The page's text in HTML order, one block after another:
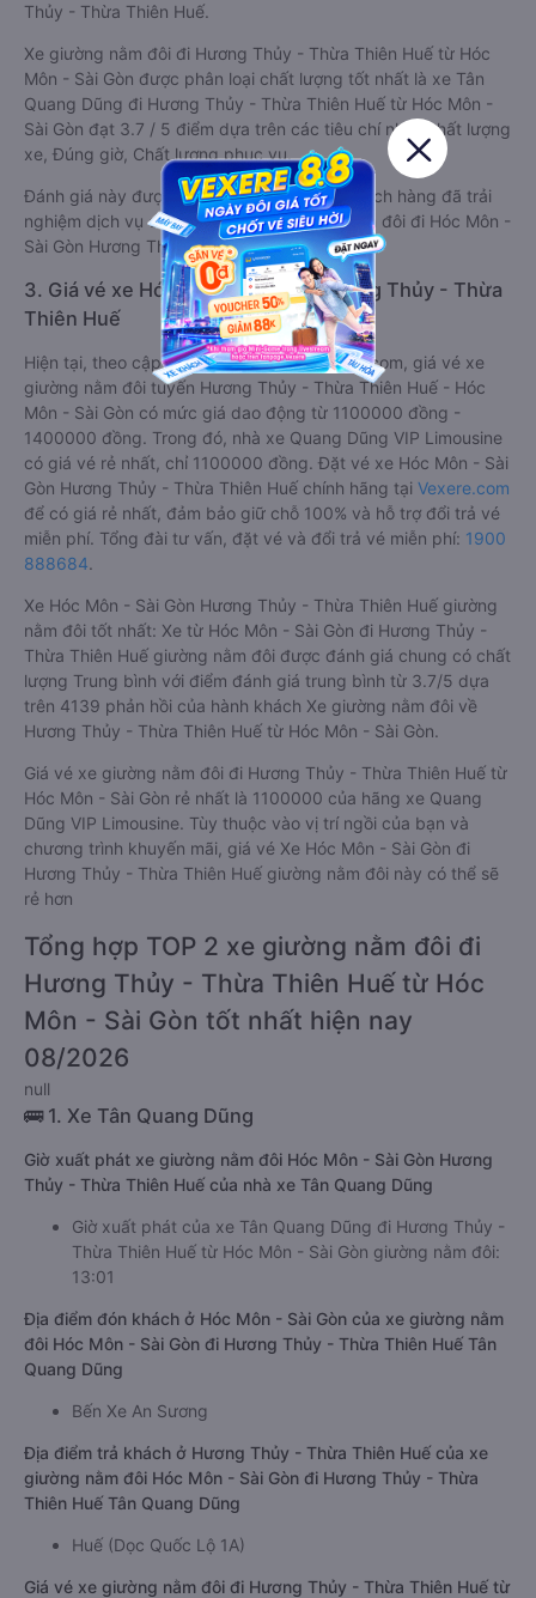
Thủy - Thừa Thiên Huế.
Xe giường nằm đôi đi Hương Thủy - Thừa Thiên Huế từ Hóc
Môn - Sài Gòn được phân loại chất lượng tốt nhất là xe Tân
Quang Dũng đi Hương Thủy - Thừa Thiên Huế từ Hóc Môn -
Sài Gòn đạt 3.7 / 5 điểm dựa trên các tiêu chí như: Chất lượng
xe, Đúng giờ, Chất lượng phục vụ.
Đánh giá này được viết trực tiếp bởi các khách hàng đã trải
nghiệm dịch vụ của các hãng xe giường nằm đôi đi Hóc Môn -
Sài Gòn Hương Thủy - Thừa Thiên Huế .
3. Giá vé xe Hóc Môn - Sài Gòn Hương Thủy - Thừa
Thiên Huế
Hiện tại, theo cập nhật mới nhất của Vexere.com, giá vé xe
giường nằm đôi tuyến Hương Thủy - Thừa Thiên Huế - Hóc
Môn - Sài Gòn có mức giá dao động từ 1100000 đồng -
1400000 đồng. Trong đó, nhà xe Quang Dũng VIP Limousine
có giá vé rẻ nhất, chỉ 1100000 đồng. Đặt vé xe Hóc Môn - Sài
Gòn Hương Thủy - Thừa Thiên Huế chính hãng tại Vexere.com
để có giá rẻ nhất, đảm bảo giữ chỗ 100% và hỗ trợ đổi trả vé
miễn phí. Tổng đài tư vấn, đặt vé và đổi trả vé miễn phí: 1900
888684.
Xe Hóc Môn - Sài Gòn Hương Thủy - Thừa Thiên Huế giường
nằm đôi tốt nhất: Xe từ Hóc Môn - Sài Gòn đi Hương Thủy -
Thừa Thiên Huế giường nằm đôi được đánh giá chung có chất
lượng Trung bình với điểm đánh giá trung bình từ 3.7/5 dựa
trên 4139 phản hồi của hành khách Xe giường nằm đôi về
Hương Thủy - Thừa Thiên Huế từ Hóc Môn - Sài Gòn.
Giá vé xe giường nằm đôi đi Hương Thủy - Thừa Thiên Huế từ
Hóc Môn - Sài Gòn rẻ nhất là 1100000 của hãng xe Quang
Dũng VIP Limousine. Tùy thuộc vào vị trí ngồi của bạn và
chương trình khuyến mãi, giá vé Xe Hóc Môn - Sài Gòn đi
Hương Thủy - Thừa Thiên Huế giường nằm đôi này có thể sẽ
rẻ hơn
Tổng hợp TOP 2 xe giường nằm đôi đi
Hương Thủy - Thừa Thiên Huế từ Hóc
Môn - Sài Gòn tốt nhất hiện nay
08/2026
null
🚌 1. Xe Tân Quang Dũng
Giờ xuất phát xe giường nằm đôi Hóc Môn - Sài Gòn Hương
Thủy - Thừa Thiên Huế của nhà xe Tân Quang Dũng
Giờ xuất phát của xe Tân Quang Dũng đi Hương Thủy -
Thừa Thiên Huế từ Hóc Môn - Sài Gòn giường nằm đôi:
13:01
Địa điểm đón khách ở Hóc Môn - Sài Gòn của xe giường nằm
đôi Hóc Môn - Sài Gòn đi Hương Thủy - Thừa Thiên Huế Tân
Quang Dũng
Bến Xe An Sương
Địa điểm trả khách ở Hương Thủy - Thừa Thiên Huế của xe
giường nằm đôi Hóc Môn - Sài Gòn đi Hương Thủy - Thừa
Thiên Huế Tân Quang Dũng
Huế (Dọc Quốc Lộ 1A)
Giá vé xe giường nằm đôi đi Hương Thủy - Thừa Thiên Huế từ